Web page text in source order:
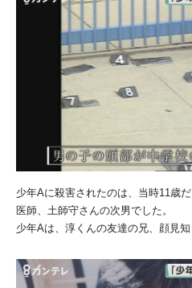
少年Aに殺害されたのは、当時11歳
医師、土師守さんの次男でした。
少年Aは、淳くんの友達の兄、顔見知